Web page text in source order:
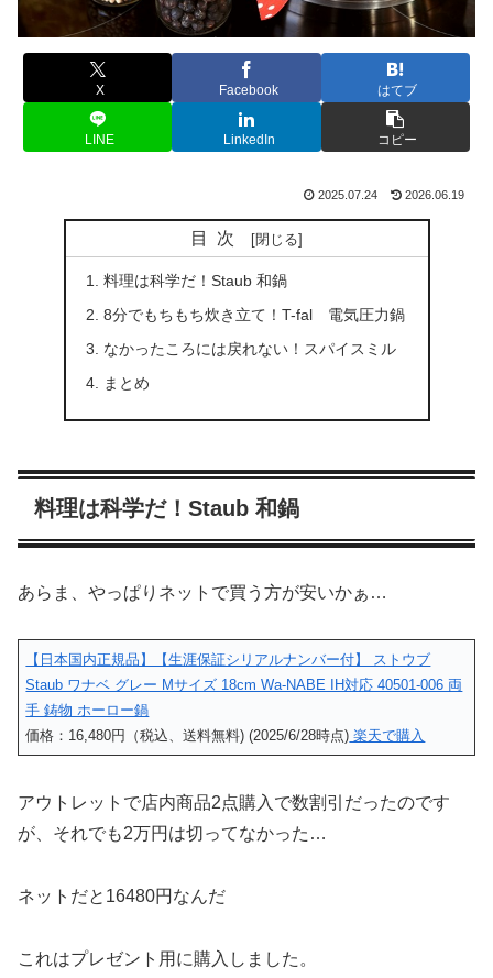
X Facebook はてブ
LINE LinkedIn コピー
2025.07.24 2026.06.19
目次
料理は科学だ！Staub 和鍋
8分でもちもち炊き立て！T-fal 電気圧力鍋
なかったころには戻れない！スパイスミル
まとめ
料理は科学だ！Staub 和鍋
あらま、やっぱりネットで買う方が安いかぁ…
【日本国内正規品】【生涯保証シリアルナンバー付】 ストウブ
Staub ワナベ グレー Mサイズ 18cm Wa-NABE IH対応 40501-006 両
手 鋳物 ホーロー鍋
価格：16,480円（税込、送料無料) (2025/6/28時点) 楽天で購入
アウトレットで店内商品2点購入で数割引だったのです
が、それでも2万円は切ってなかった…
ネットだと16480円なんだ
これはプレゼント用に購入しました。